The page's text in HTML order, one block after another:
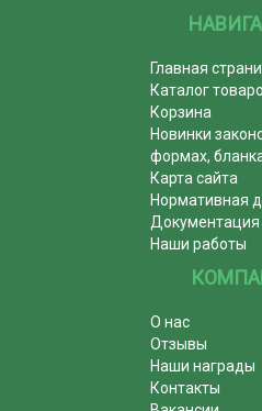
Главная
Каталог
Корзина
Новинки
формах,
Карта сайта
Нормативная
Наши работы
О нас
Отзывы
Наши награды
Контакты